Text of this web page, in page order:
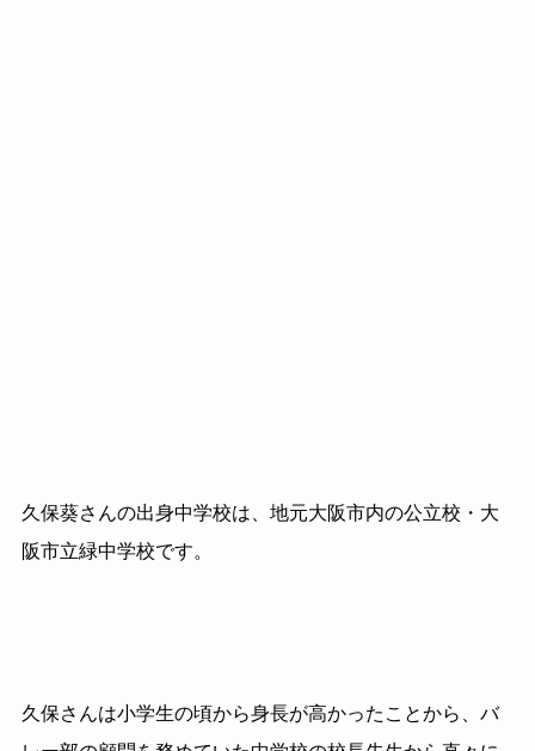
久保葵さんの出身中学校は、地元大阪市内の公立校・大
阪市立緑中学校です。
久保さんは小学生の頃から身長が高かったことから、バ